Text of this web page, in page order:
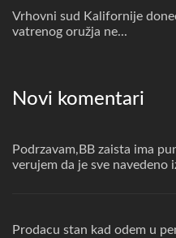
Vrhovni sud Kalifornije
vatrenog oružja ne...
Novi komentari
Podrzavam,BB zaista ima
verujem da je sve navedeno
Prodacu stan kad odem u